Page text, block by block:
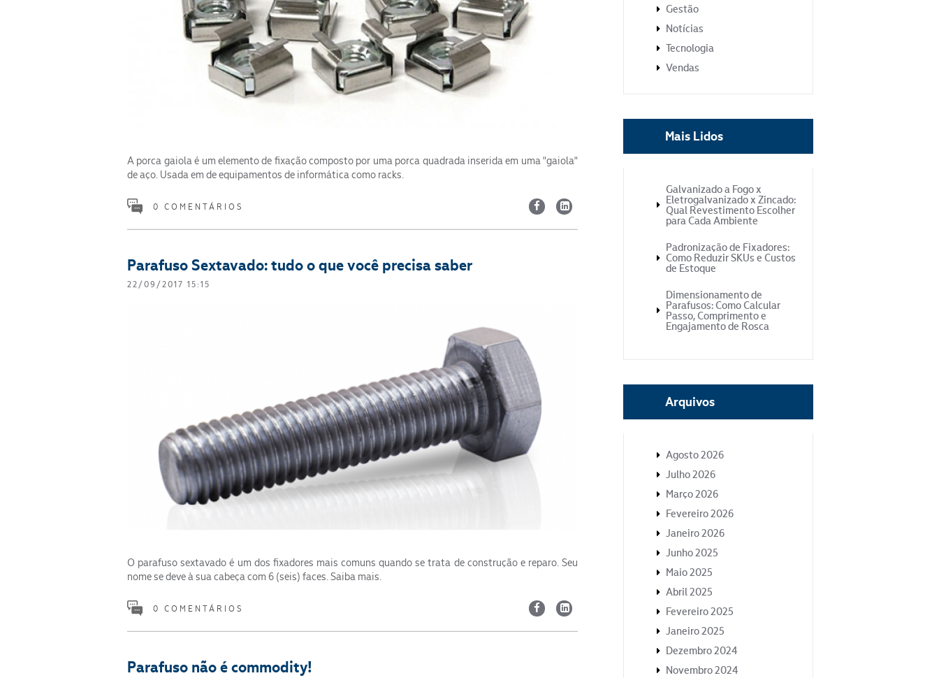
A porca gaiola é um elemento de fixação composto por uma porca quadrada inserida em uma "gaiola"
de aço. Usada em de equipamentos de informática como racks.
0 COMENTÁRIOS
Parafuso Sextavado: tudo o que você precisa saber
22/09/2017 15:15
O parafuso sextavado é um dos fixadores mais comuns quando se trata de construção e reparo. Seu
nome se deve à sua cabeça com 6 (seis) faces. Saiba mais.
0 COMENTÁRIOS
Parafuso não é commodity!
Gestão
Notícias
Tecnologia
Vendas
Mais Lidos
Galvanizado a Fogo x
Eletrogalvanizado x Zincado:
Qual Revestimento Escolher
para Cada Ambiente
Padronização de Fixadores:
Como Reduzir SKUs e Custos
de Estoque
Dimensionamento de
Parafusos: Como Calcular
Passo, Comprimento e
Engajamento de Rosca
Arquivos
Agosto 2026
Julho 2026
Março 2026
Fevereiro 2026
Janeiro 2026
Junho 2025
Maio 2025
Abril 2025
Fevereiro 2025
Janeiro 2025
Dezembro 2024
Novembro 2024
Segmento
ENVIAR